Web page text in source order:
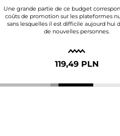
Une grande partie de ce budget
coûts de promotion sur les plateformes
sans lesquelles il est difficile aujourd hui
de nouvelles personnes.
119,49 PLN